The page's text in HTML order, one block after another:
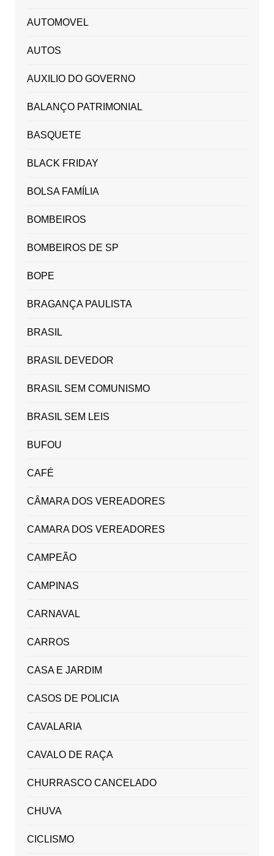
AUTOMOVEL
AUTOS
AUXILIO DO GOVERNO
BALANÇO PATRIMONIAL
BASQUETE
BLACK FRIDAY
BOLSA FAMÍLIA
BOMBEIROS
BOMBEIROS DE SP
BOPE
BRAGANÇA PAULISTA
BRASIL
BRASIL DEVEDOR
BRASIL SEM COMUNISMO
BRASIL SEM LEIS
BUFOU
CAFÉ
CÂMARA DOS VEREADORES
CAMARA DOS VEREADORES
CAMPEÃO
CAMPINAS
CARNAVAL
CARROS
CASA E JARDIM
CASOS DE POLICIA
CAVALARIA
CAVALO DE RAÇA
CHURRASCO CANCELADO
CHUVA
CICLISMO